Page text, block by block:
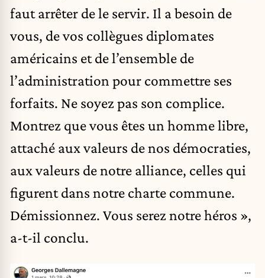
faut arrêter de le servir. Il a besoin de
vous, de vos collègues diplomates
américains et de l’ensemble de
l’administration pour commettre ses
forfaits. Ne soyez pas son complice.
Montrez que vous êtes un homme libre,
attaché aux valeurs de nos démocraties,
aux valeurs de notre alliance, celles qui
figurent dans notre charte commune.
Démissionnez. Vous serez notre héros »,
a-t-il conclu.